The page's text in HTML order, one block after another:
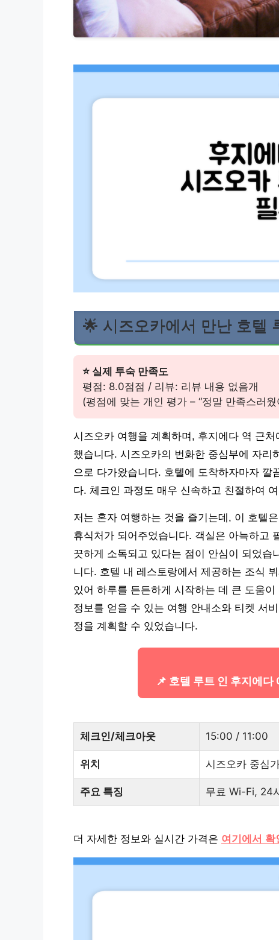
🌟 시즈오카에서 만난 호텔
⭐ 실제 투숙 만족도
평점: 8.0점점 / 리뷰: 리뷰 내용 없음개
(평점에 맞는 개인 평가 – “정말 만족스러웠
시즈오카 여행을 계획하며, 후지에다 역 근
했습니다. 시즈오카의 번화한 중심부에 자리
으로 다가왔습니다. 호텔에 도착하자마자 깔
다. 체크인 과정도 매우 신속하고 친절하여
저는 혼자 여행하는 것을 즐기는데, 이 호텔
휴식처가 되어주었습니다. 객실은 아늑하고
끗하게 소독되고 있다는 점이 안심이 되었
니다. 호텔 내 레스토랑에서 제공하는 조식
있어 하루를 든든하게 시작하는 데 큰 도움
정보를 얻을 수 있는 여행 안내소와 티켓 서
정을 계획할 수 있었습니다.
📌 호텔 루트 인 후지에
체크인/체크아웃 15:00 / 11:00
위치 시즈오카 중심
주요 특징 무료 Wi-Fi, 24
더 자세한 정보와 실시간 가격은 여기에서 확